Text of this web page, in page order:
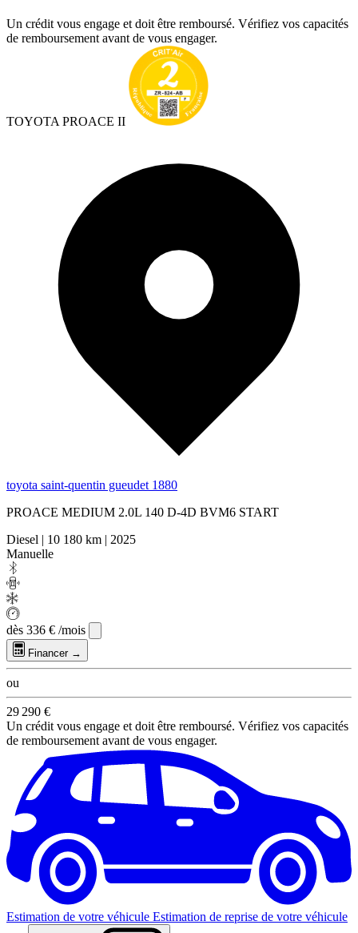
Un crédit vous engage et doit être remboursé. Vérifiez vos capacités
de remboursement avant de vous engager.
TOYOTA PROACE II
toyota saint-quentin gueudet 1880
PROACE MEDIUM 2.0L 140 D-4D BVM6 START
Diesel | 10 180 km | 2025
Manuelle
dès 336 € /mois
Financer →
ou
29 290 €
Un crédit vous engage et doit être remboursé. Vérifiez vos capacités
de remboursement avant de vous engager.
Estimation de votre véhicule Estimation de reprise de votre véhicule